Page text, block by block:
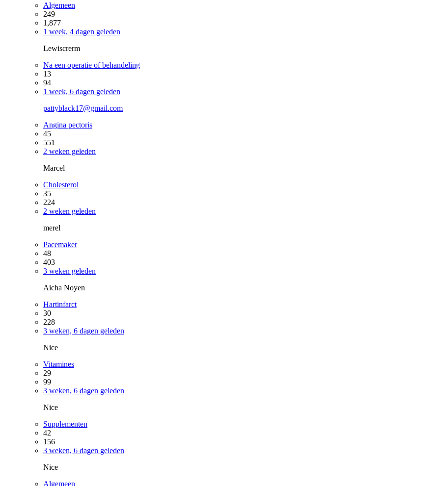
Algemeen
249
1,877
1 week, 4 dagen geleden
Lewiscrerm
Na een operatie of behandeling
13
94
1 week, 6 dagen geleden
pattyblack17@gmail.com
Angina pectoris
45
551
2 weken geleden
Marcel
Cholesterol
35
224
2 weken geleden
merel
Pacemaker
48
403
3 weken geleden
Aicha Noyen
Hartinfarct
30
228
3 weken, 6 dagen geleden
Nice
Vitamines
29
99
3 weken, 6 dagen geleden
Nice
Supplementen
42
156
3 weken, 6 dagen geleden
Nice
Algemeen